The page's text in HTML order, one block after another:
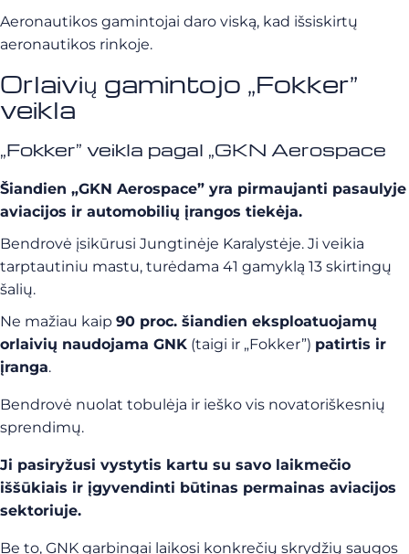
Aeronautikos gamintojai daro viską, kad išsiskirtų
aeronautikos rinkoje.
Orlaivių gamintojo „Fokker”
veikla
„Fokker” veikla pagal „GKN Aerospace
Šiandien „GKN Aerospace” yra pirmaujanti pasaulyje
aviacijos ir automobilių įrangos tiekėja.
Bendrovė įsikūrusi Jungtinėje Karalystėje. Ji veikia
tarptautiniu mastu, turėdama 41 gamyklą 13 skirtingų
šalių.
Ne mažiau kaip 90 proc. šiandien eksploatuojamų
orlaivių naudojama GNK (taigi ir „Fokker”) patirtis ir
įranga.
Bendrovė nuolat tobulėja ir ieško vis novatoriškesnių
sprendimų.
Ji pasiryžusi vystytis kartu su savo laikmečio
iššūkiais ir įgyvendinti būtinas permainas aviacijos
sektoriuje.
Be to, GNK garbingai laikosi konkrečių skrydžių saugos